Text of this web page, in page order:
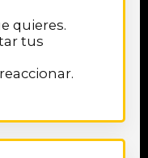
quieres.
tus